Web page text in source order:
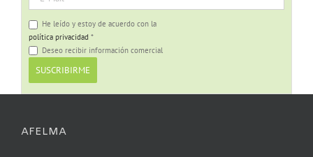
He leído y estoy de acuerdo con la
política privacidad *
Deseo recibir información comercial
AFELMA